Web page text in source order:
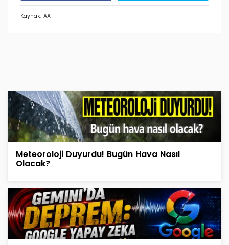
Kaynak: AA
Meteoroloji Duyurdu! Bugün Hava Nasıl
Olacak?